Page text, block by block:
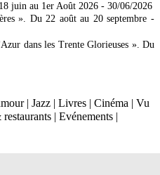
juin au 1er Août 2026 - 30/06/2026
». Du 22 août au 20 septembre -
dans les Trente Glorieuses ». Du
| Jazz | Livres | Cinéma | Vu
| Evénements |